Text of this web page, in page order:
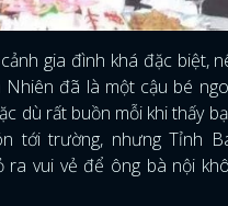
gia đình khá đặc biệt,
Nhiên đã là một cậu bé
dù rất buồn mỗi khi thấy
tới trường, nhưng Tỉnh
ra vui vẻ để ông bà nội